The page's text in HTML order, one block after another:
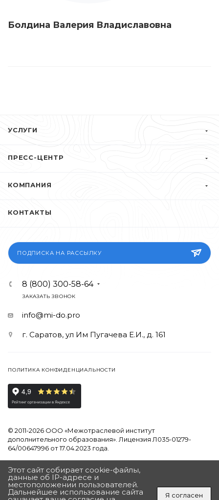
Болдина Валерия Владиславовна
УСЛУГИ
ПРЕСС-ЦЕНТР
КОМПАНИЯ
КОНТАКТЫ
ПОДПИСКА НА РАССЫЛКУ
8 (800) 300-58-64
ЗАКАЗАТЬ ЗВОНОК
info@mi-do.pro
г. Саратов, ул Им Пугачева Е.И., д. 161
ПОЛИТИКА КОНФИДЕНЦИАЛЬНОСТИ
© 2011-2026 ООО «Межотраслевой институт
дополнительного образования». Лицензия Л035-01279-
64/00647996 от 17.04.2023 года.
Продолжая использовать наш сайт, вы даете согласие на
обработку файлов Cookies и других пользовательских
данных, в соответствии сПолитикой на обработку
персональных данных
Этот сайт собирает cookie-файлы,
данные об IP-адресе и
местоположении пользователей.
Дальнейшее использование сайта Я согласен